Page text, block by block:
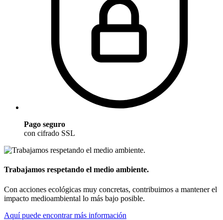
Pago seguro
con cifrado SSL
Trabajamos respetando el medio ambiente.
Con acciones ecológicas muy concretas, contribuimos a mantener el
impacto medioambiental lo más bajo posible.
Aquí puede encontrar más información